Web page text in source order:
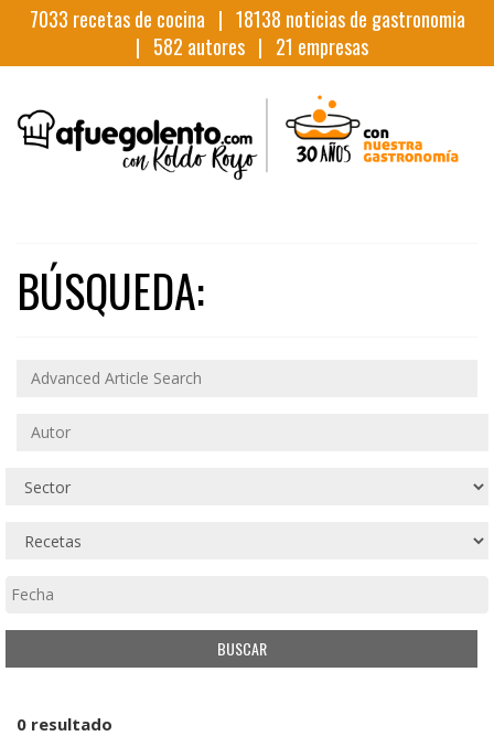
7033 recetas de cocina | 18138 noticias de gastronomia
| 582 autores | 21 empresas
BÚSQUEDA:
0 resultado